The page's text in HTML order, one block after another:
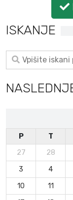
ISKANJE
P T
27
28
3
4
10
11